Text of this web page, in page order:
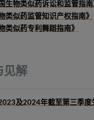
生物类似药诉讼和监管指南
类似药监管知识产权指南》
类似药专利舞蹈指南》
见解
及2024年截至第三季度